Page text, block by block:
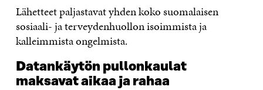
Lähetteet paljastavat yhden koko suomalaisen
sosiaali- ja terveydenhuollon isoimmista ja
kalleimmista ongelmista.
Datankäytön pullonkaulat
maksavat aikaa ja rahaa